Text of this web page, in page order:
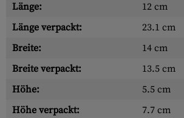
Länge:
12 cm
Länge verpackt:
23.1 cm
Breite:
14 cm
Breite verpackt:
13.5 cm
Höhe:
5.5 cm
Höhe verpackt:
7.7 cm